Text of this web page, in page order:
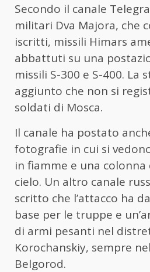
Secondo il canale
militari Dva Majora, che
iscritti, missili Himars
abbattuti su una
missili S-300 e S-400. La
aggiunto che non si
soldati di Mosca.
Il canale ha postato
fotografie in cui si
in fiamme e una
cielo. Un altro canale
scritto che l’attacco ha
base per le truppe e
di armi pesanti nel
Korochanskiy, sempre
Belgorod.